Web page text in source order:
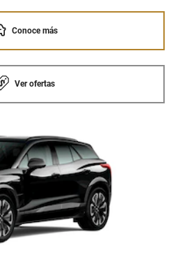
Conoce más
Ver ofertas